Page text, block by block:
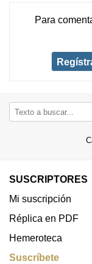
Para
SUSCRIPTORES
Mi suscripción
Réplica en PDF
Hemeroteca
Suscríbete